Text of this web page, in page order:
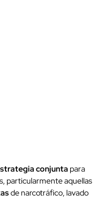
conjunta para
particularmente aquellas
de narcotráfico, lavado